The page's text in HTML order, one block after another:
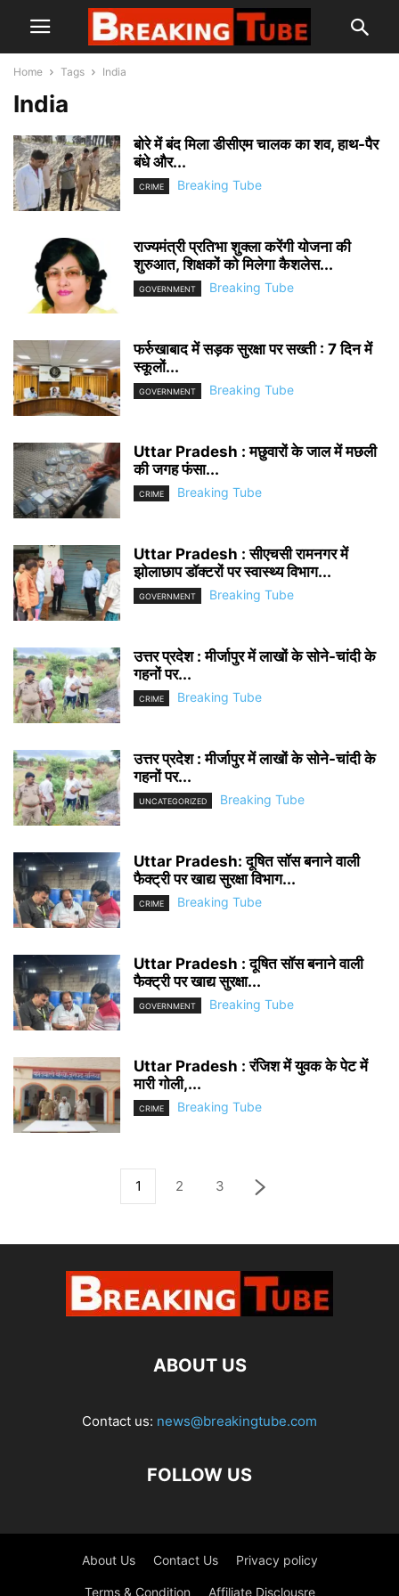
Home Tags India
India
बोरे में बंद मिला डीसीएम चालक का शव, हाथ-पैर
बंधे और...
CRIME Breaking Tube
राज्यमंत्री प्रतिभा शुक्ला करेंगी योजना की
शुरुआत, शिक्षकों को मिलेगा कैशलेस...
GOVERNMENT Breaking Tube
फर्रुखाबाद में सड़क सुरक्षा पर सख्ती : 7 दिन में
स्कूलों...
GOVERNMENT Breaking Tube
Uttar Pradesh : मछुवारों के जाल में मछली
की जगह फंसा...
CRIME Breaking Tube
Uttar Pradesh : सीएचसी रामनगर में
झोलाछाप डॉक्टरों पर स्वास्थ्य विभाग...
GOVERNMENT Breaking Tube
उत्तर प्रदेश : मीर्जापुर में लाखों के सोने-चांदी के
गहनों पर...
CRIME Breaking Tube
उत्तर प्रदेश : मीर्जापुर में लाखों के सोने-चांदी के
गहनों पर...
UNCATEGORIZED Breaking Tube
Uttar Pradesh: दूषित सॉस बनाने वाली
फैक्ट्री पर खाद्य सुरक्षा विभाग...
CRIME Breaking Tube
Uttar Pradesh : दूषित सॉस बनाने वाली
फैक्ट्री पर खाद्य सुरक्षा...
GOVERNMENT Breaking Tube
Uttar Pradesh : रंजिश में युवक के पेट में
मारी गोली,...
CRIME Breaking Tube
1 2 3
ABOUT US
Contact us: news@breakingtube.com
FOLLOW US
About Us Contact Us Privacy policy
Terms & Condition Affiliate Disclousre